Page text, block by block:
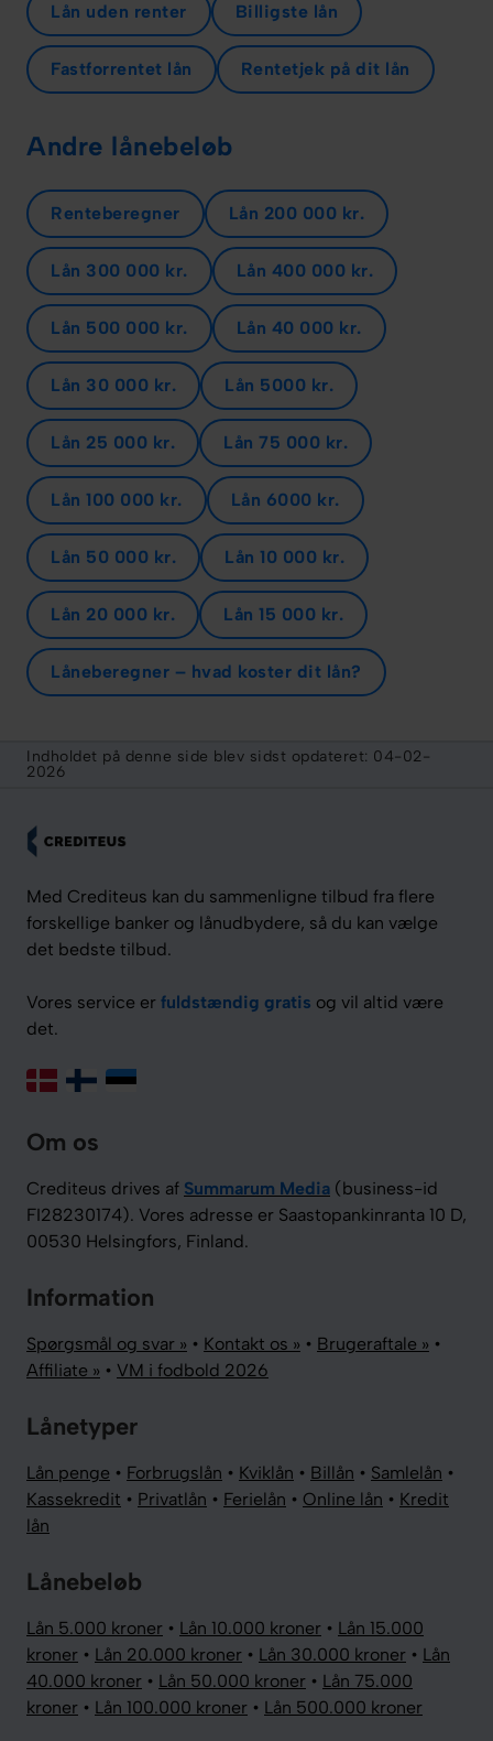
Lån uden renter Billigste lån
Fastforrentet lån Rentetjek på dit lån
Andre lånebeløb
Renteberegner Lån 200 000 kr.
Lån 300 000 kr. Lån 400 000 kr.
Lån 500 000 kr. Lån 40 000 kr.
Lån 30 000 kr. Lån 5000 kr.
Lån 25 000 kr. Lån 75 000 kr.
Lån 100 000 kr. Lån 6000 kr.
Lån 50 000 kr. Lån 10 000 kr.
Lån 20 000 kr. Lån 15 000 kr.
Låneberegner – hvad koster dit lån?
Indholdet på denne side blev sidst opdateret: 04-02-
2026
Med Crediteus kan du sammenligne tilbud fra flere
forskellige banker og lånudbydere, så du kan vælge
det bedste tilbud.
Vores service er fuldstændig gratis og vil altid være
det.
Om os
Crediteus drives af Summarum Media (business-id
FI28230174). Vores adresse er Saastopankinranta 10 D,
00530 Helsingfors, Finland.
Information
Spørgsmål og svar » • Kontakt os » • Brugeraftale » •
Affiliate » • VM i fodbold 2026
Lånetyper
Lån penge • Forbrugslån • Kviklån • Billån • Samlelån •
Kassekredit • Privatlån • Ferielån • Online lån • Kredit
lån
Lånebeløb
Lån 5.000 kroner • Lån 10.000 kroner • Lån 15.000
kroner • Lån 20.000 kroner • Lån 30.000 kroner • Lån
40.000 kroner • Lån 50.000 kroner • Lån 75.000
kroner • Lån 100.000 kroner • Lån 500.000 kroner